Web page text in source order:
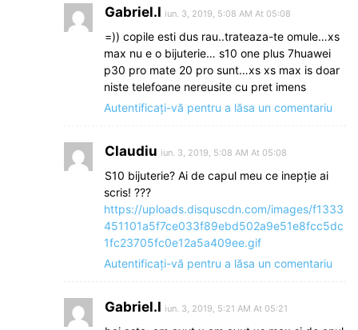
Gabriel.I iun. 3, 2019, 5:08 AM At 05:08
=)) copile esti dus rau..trateaza-te omule…xs
max nu e o bijuterie… s10 one plus 7huawei
p30 pro mate 20 pro sunt…xs xs max is doar
niste telefoane nereusite cu pret imens
Autentificați-vă pentru a lăsa un comentariu
Claudiu iun. 3, 2019, 5:08 AM At 05:08
S10 bijuterie? Ai de capul meu ce inepţie ai
scris! ???
https://uploads.disquscdn.com/images/f1333
451101a5f7ce033f89ebd502a9e51e8fcc5dc
1fc23705fc0e12a5a409ee.gif
Autentificați-vă pentru a lăsa un comentariu
Gabriel.I iun. 3, 2019, 5:21 AM At 05:21